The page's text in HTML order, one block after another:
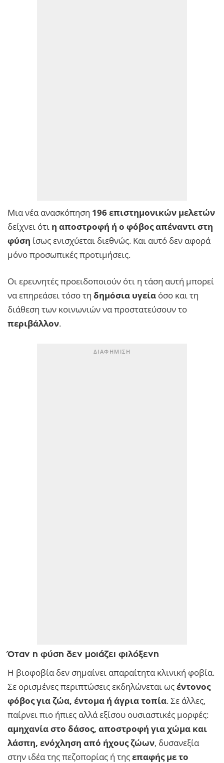
Μια νέα ανασκόπηση 196 επιστημονικών μελετών
δείχνει ότι η αποστροφή ή ο φόβος απέναντι στη
φύση ίσως ενισχύεται διεθνώς. Και αυτό δεν αφορά
μόνο προσωπικές προτιμήσεις.
Οι ερευνητές προειδοποιούν ότι η τάση αυτή μπορεί
να επηρεάσει τόσο τη δημόσια υγεία όσο και τη
διάθεση των κοινωνιών να προστατεύσουν το
περιβάλλον.
Όταν η φύση δεν μοιάζει φιλόξενη
Η βιοφοβία δεν σημαίνει απαραίτητα κλινική φοβία.
Σε ορισμένες περιπτώσεις εκδηλώνεται ωςέντονος
φόβος για ζώα, έντομα ή άγρια τοπία. Σε άλλες,
παίρνει πιο ήπιες αλλά εξίσου ουσιαστικές μορφές:
αμηχανία στο δάσος, αποστροφή για χώμα και
λάσπη, ενόχληση από ήχους ζώων, δυσανεξία
στην ιδέα της πεζοπορίας ή τηςεπαφής με το